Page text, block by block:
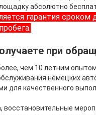
абсолютно
гарантия сроком
при
чем 10 летним
немецких
для качественного
восстановительные